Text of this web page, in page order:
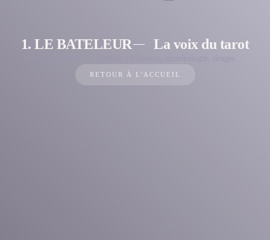
1. LE BATELEUR La voix du tarot
RETOUR À L'ACCUEIL